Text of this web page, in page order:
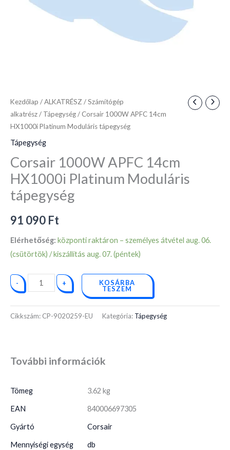
Kezdőlap /ALKATRÉSZ /Számítógép
alkatrész/ Tápegység/ Corsair 1000W APFC 14cm
HX1000i Platinum Moduláris tápegység
Tápegység
Corsair 1000W APFC 14cm
HX1000i Platinum Moduláris
tápegység
91 090 Ft
Elérhetőség: központi raktáron – személyes átvétel aug. 06.
(csütörtök) / kiszállítás aug. 07. (péntek)
- + KOSÁRBA
TESZEM
Cikkszám: CP-9020259-EU Kategória: Tápegység
További információk
Tömeg 3.62 kg
EAN 840006697305
Gyártó Corsair
Mennyiségi egység db